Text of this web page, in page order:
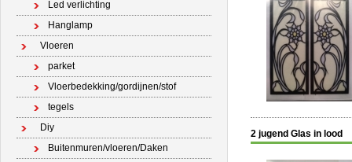
Led verlichting
Hanglamp
Vloeren
parket
Vloerbedekking/gordijnen/stof
tegels
Diy
Buitenmuren/vloeren/Daken
2 jugend Glas in lood